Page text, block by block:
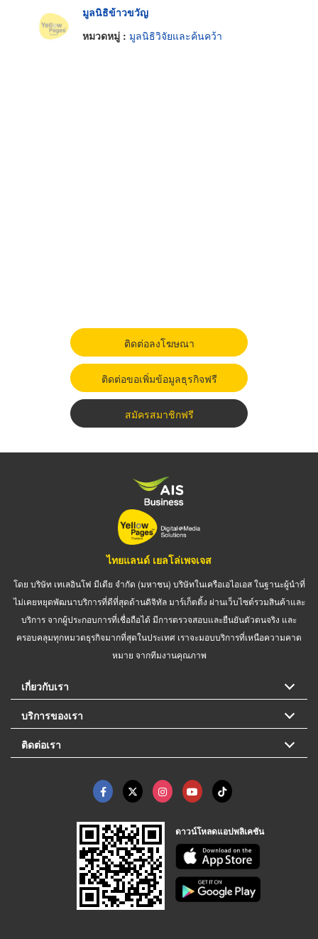
มูลนิธิข้าวขวัญ
หมวดหมู่ : มูลนิธิวิจัยและค้นคว้า
ติดต่อลงโฆษณา
ติดต่อขอเพิ่มข้อมูลธุรกิจฟรี
สมัครสมาชิกฟรี
ไทยแลนด์ เยลโล่เพจเจส
โดย บริษัท เทเลอินโฟ มีเดีย จำกัด (มหาชน) บริษัทในเครือเอไอเอส ในฐานะผู้นำที่
ไม่เคยหยุดพัฒนาบริการที่ดีที่สุดด้านดิจิทัล มาร์เก็ตติ้ง ผ่านเว็บไซต์รวมสินค้าและ
บริการ จากผู้ประกอบการที่เชื่อถือได้ มีการตรวจสอบและยืนยันตัวตนจริง และ
ครอบคลุมทุกหมวดธุรกิจมากที่สุดในประเทศ เราจะมอบบริการที่เหนือความคาด
หมาย จากทีมงานคุณภาพ
เกี่ยวกับเรา
บริการของเรา
ติดต่อเรา
ดาวน์โหลดแอปพลิเคชัน